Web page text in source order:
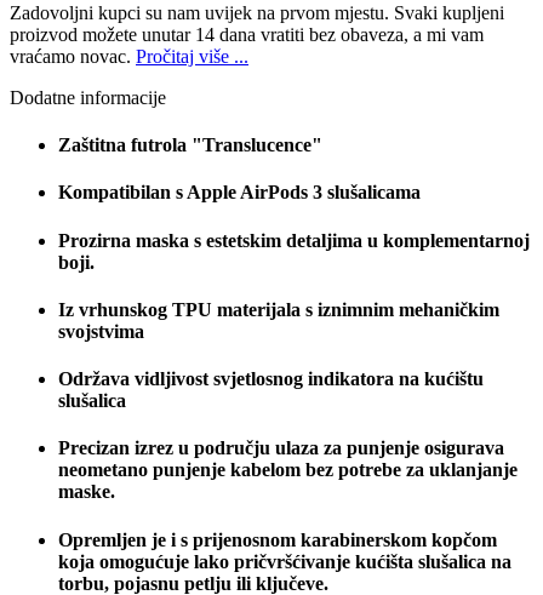
Zadovoljni kupci su nam uvijek na prvom mjestu. Svaki kupljeni
proizvod možete unutar 14 dana vratiti bez obaveza, a mi vam
vraćamo novac. Pročitaj više ...
Dodatne informacije
Zaštitna futrola "Translucence"
Kompatibilan s Apple AirPods 3 slušalicama
Prozirna maska s estetskim detaljima u komplementarnoj
boji.
Iz vrhunskog TPU materijala s iznimnim mehaničkim
svojstvima
Održava vidljivost svjetlosnog indikatora na kućištu
slušalica
Precizan izrez u području ulaza za punjenje osigurava
neometano punjenje kabelom bez potrebe za uklanjanje
maske.
Opremljen je i s prijenosnom karabinerskom kopčom
koja omogućuje lako pričvršćivanje kućišta slušalica na
torbu, pojasnu petlju ili ključeve.